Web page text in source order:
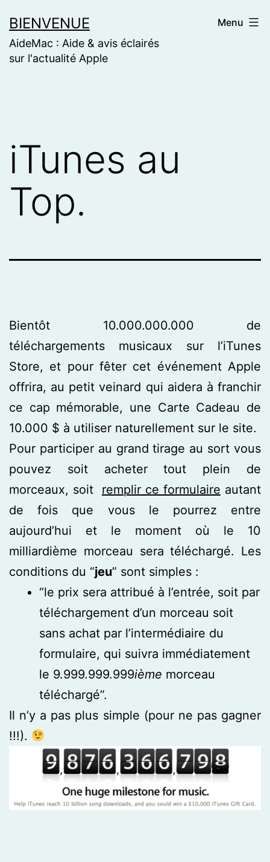
to
content
BIENVENUE
AideMac : Aide & avis éclairés
sur l'actualité Apple
Menu
iTunes au
Top.
Bientôt 10.000.000.000 de
téléchargements musicaux sur l’iTunes
Store, et pour fêter cet événement Apple
offrira, au petit veinard qui aidera à franchir
ce cap mémorable, une Carte Cadeau de
10.000 $ à utiliser naturellement sur le site.
Pour participer au grand tirage au sort vous
pouvez soit acheter tout plein de
morceaux, soit remplir ce formulaire autant
de fois que vous le pourrez entre
aujourd’hui et le moment où le 10
milliardième morceau sera téléchargé. Les
conditions du “jeu” sont simples :
“le prix sera attribué à l’entrée, soit par
téléchargement d’un morceau soit
sans achat par l’intermédiaire du
formulaire, qui suivra immédiatement
le 9.999.999.999ième morceau
téléchargé”.
Il n’y a pas plus simple (pour ne pas gagner
!!!).